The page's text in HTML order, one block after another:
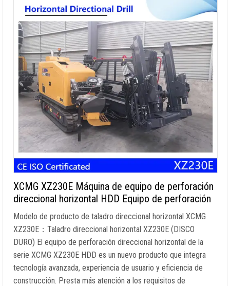
XCMG XZ230E Máquina de equipo de perforación
direccional horizontal HDD Equipo de perforación
Modelo de producto de taladro direccional horizontal XCMG
XZ230E：Taladro direccional horizontal XZ230E (DISCO
DURO) El equipo de perforación direccional horizontal de la
serie XCMG XZ230E HDD es un nuevo producto que integra
tecnología avanzada, experiencia de usuario y eficiencia de
construcción. Presta más atención a los requisitos de